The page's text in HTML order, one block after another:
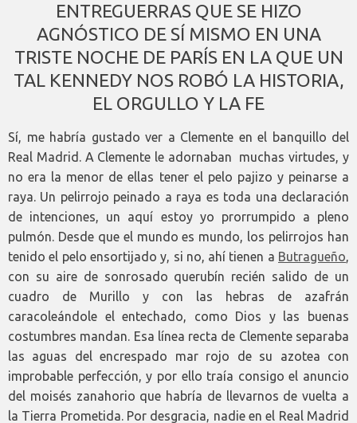
ENTREGUERRAS QUE SE HIZO
AGNÓSTICO DE SÍ MISMO EN UNA
TRISTE NOCHE DE PARÍS EN LA QUE UN
TAL KENNEDY NOS ROBÓ LA HISTORIA,
EL ORGULLO Y LA FE
Sí, me habría gustado ver a Clemente en el banquillo del
Real Madrid. A Clemente le adornaban muchas virtudes, y
no era la menor de ellas tener el pelo pajizo y peinarse a
raya. Un pelirrojo peinado a raya es toda una declaración
de intenciones, un aquí estoy yo prorrumpido a pleno
pulmón. Desde que el mundo es mundo, los pelirrojos han
tenido el pelo ensortijado y, si no, ahí tienen a Butragueño,
con su aire de sonrosado querubín recién salido de un
cuadro de Murillo y con las hebras de azafrán
caracoleándole el entechado, como Dios y las buenas
costumbres mandan. Esa línea recta de Clemente separaba
las aguas del encrespado mar rojo de su azotea con
improbable perfección, y por ello traía consigo el anuncio
del moisés zanahorio que habría de llevarnos de vuelta a
la Tierra Prometida. Por desgracia, nadie en el Real Madrid